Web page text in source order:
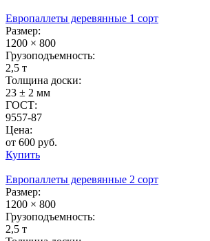
Европаллеты деревянные 1 сорт
Размер:
1200 × 800
Грузоподъемность:
2,5 т
Толщина доски:
23 ± 2 мм
ГОСТ:
9557-87
Цена:
от 600 руб.
Купить
Европаллеты деревянные 2 сорт
Размер:
1200 × 800
Грузоподъемность:
2,5 т